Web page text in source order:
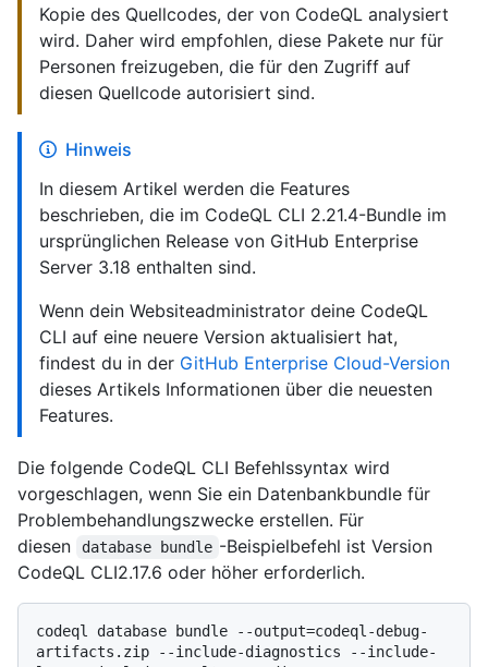
Kopie des Quellcodes, der von CodeQL analysiert
wird. Daher wird empfohlen, diese Pakete nur für
Personen freizugeben, die für den Zugriff auf
diesen Quellcode autorisiert sind.
Hinweis
In diesem Artikel werden die Features
beschrieben, die im CodeQL CLI 2.21.4-Bundle im
ursprünglichen Release von GitHub Enterprise
Server 3.18 enthalten sind.
Wenn dein Websiteadministrator deine CodeQL
CLI auf eine neuere Version aktualisiert hat,
findest du in der GitHub Enterprise Cloud-Version
dieses Artikels Informationen über die neuesten
Features.
Die folgende CodeQL CLI Befehlssyntax wird
vorgeschlagen, wenn Sie ein Datenbankbundle für
Problembehandlungszwecke erstellen. Für
diesen
database bundle -Beispielbefehl ist Version
CodeQL CLI2.17.6 oder höher erforderlich.
codeql database bundle --output=codeql-debug-
artifacts.zip --include-diagnostics --include-